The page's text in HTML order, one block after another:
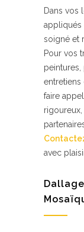
Dans vos
appliqués
soigné et
Pour vos
peintures,
entretiens
faire
avec